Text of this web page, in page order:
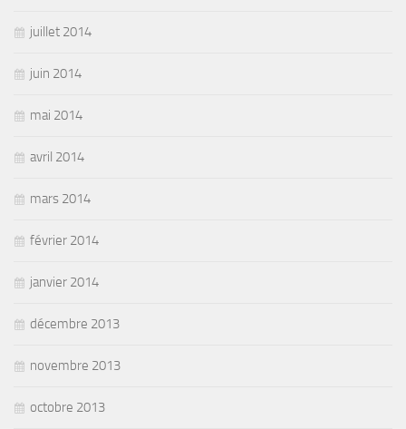
juillet 2014
juin 2014
mai 2014
avril 2014
mars 2014
février 2014
janvier 2014
décembre 2013
novembre 2013
octobre 2013